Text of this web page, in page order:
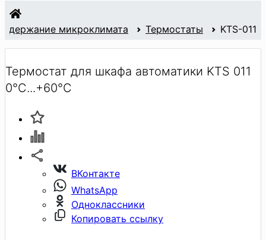
микроклимата Термостаты KTS-011
Термостат для шкафа автоматики KTS 011
0°C...+60°C
ВКонтакте
WhatsApp
Одноклассники
Копировать ссылку